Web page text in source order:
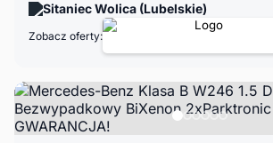
Sitaniec Wolica (Lubelskie)
Zobacz oferty: